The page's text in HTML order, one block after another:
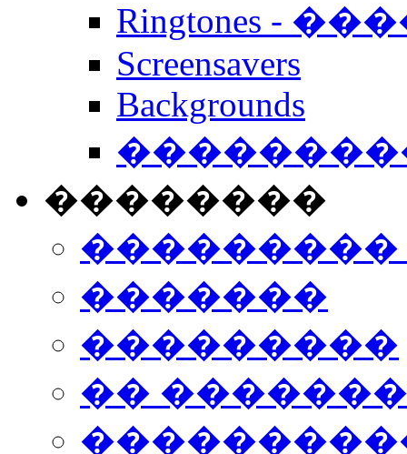
Ringtones -
Screensavers
Backgrounds
��������
���������
�������
���������
��